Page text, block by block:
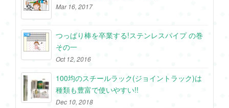
Mar 16, 2017
つっぱり棒を卒業する!ステンレスパイプ の巻
その一
Oct 12, 2016
100均のスチールラック(ジョイントラック)は
種類も豊富で使いやすい!!
Dec 10, 2018